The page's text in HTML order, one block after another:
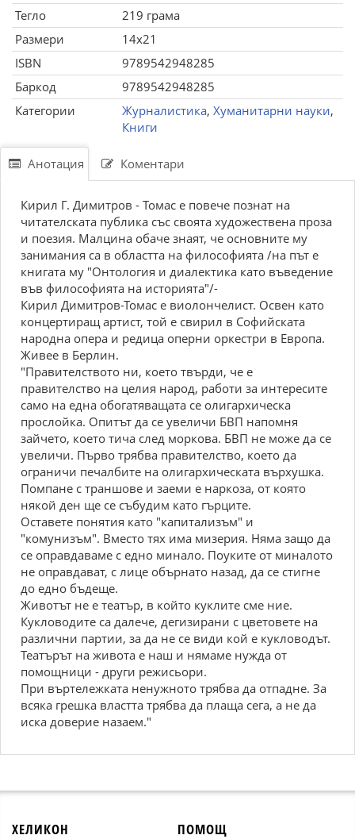
Тегло
219 грама
Размери
14x21
ISBN
9789542948285
Баркод
9789542948285
Категории
Журналистика, Хуманитарни науки,
Книги
Анотация Коментари
Кирил Г. Димитров - Томас е повече познат на
читателската публика със своята художествена проза
и поезия. Малцина обаче знаят, че основните му
занимания са в областта на философията /на път е
книгата му "Онтология и диалектика като въведение
във философията на историята"/-
Кирил Димитров-Томас е виолончелист. Освен като
концертиращ артист, той е свирил в Софийската
народна опера и редица оперни оркестри в Европа.
Живее в Берлин.
"Правителството ни, което твърди, че е
правителство на целия народ, работи за интересите
само на една обогатяващата се олигархическа
прослойка. Опитът да се увеличи БВП напомня
зайчето, което тича след моркова. БВП не може да се
увеличи. Първо трябва правителство, което да
ограничи печалбите на олигархическата върхушка.
Помпане с траншове и заеми е наркоза, от която
някой ден ще се събудим като гърците.
Оставете понятия като "капитализъм" и
"комунизъм". Вместо тях има мизерия. Няма защо да
се оправдаваме с едно минало. Поуките от миналото
не оправдават, с лице обърнато назад, да се стигне
до едно бъдеще.
Животът не е театър, в който куклите сме ние.
Кукловодите са далече, дегизирани с цветовете на
различни партии, за да не се види кой е кукловодът.
Театърът на живота е наш и нямаме нужда от
помощници - други режисьори.
При въртележката ненужното трябва да отпадне. За
всяка грешка властта трябва да плаща сега, а не да
иска доверие назаем."
ХЕЛИКОН ПОМОЩ